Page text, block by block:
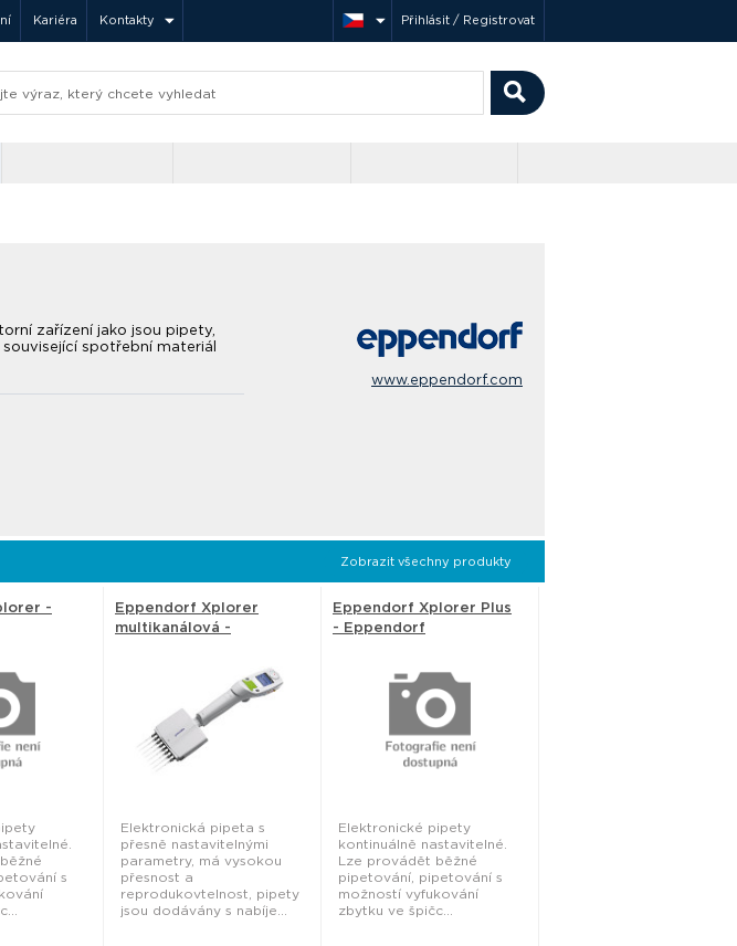
Kariéra Kontakty Přihlásit / Registrovat
zařízení jako jsou pipety,
spotřební materiál
www.eppendorf.com
Zobrazit všechny produkty
-
s
Eppendorf Xplorer
multikanálová -
Elektronická pipeta s
přesně nastavitelnými
parametry, má vysokou
přesnost a
reprodukovtelnost, pipety
jsou dodávány s nabíje...
Eppendorf Xplorer Plus
- Eppendorf
Elektronické pipety
kontinuálně nastavitelné.
Lze provádět běžné
pipetování, pipetování s
možností vyfukování
zbytku ve špičc...